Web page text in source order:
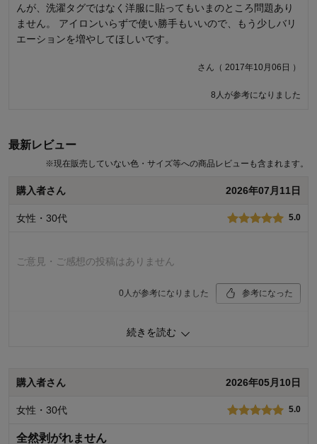
んが、洗濯タグではなく洋服に貼ってもいまのところ問題あり
ません。 アイロンいらずで使い勝手もいいので、もう少しバリ
エーションを増やしてほしいです。
さん（ 2017年10月06日 ）
8人が参考になりました
段に名字4文字、下の段に名前3文字でしたので文字のバランス
が良く満足でした。 しかし今回漢字でお願いしたところ、上の
段に名字2文字、下の段に名前2文字となり、真ん中に黒いゴチ
小さいので読みにくいですし、非常にバランスが悪いです。印
んでした。こんな出来なら頼まなければ良かったと言うのが正
ォントや配置が選べる様になると良いと思いました。
商品のご購入、ならびにレビューへのご投稿ありがとうございます。
文字バランスについてご満足いただけなかったとのこと、誠に申し訳
で、ご確認いただければ幸いです。今後もお客様により満足度の高い
最新レビュー
※現在販売していない色・サイズ等への商品レビューも含まれます。
購入者さん 2026年07月11日
女性・30代 5.0
ご意見・ご感想の投稿はありません
0 人が参考になりました 参考になった
購入商品： ピンク系北欧柄
続きを読む
購入者さん 2026年05月10日
女性・30代 5.0
全然剥がれません